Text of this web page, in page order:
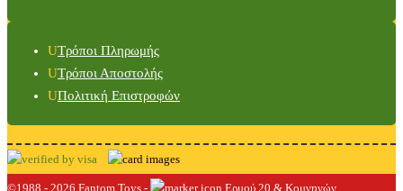
Τρόποι Πληρωμής
Τρόποι Αποστολής
Πολιτική Επιστροφών
©1988 - 2026 Fantom Toys - Ερμού 20 & Κομνηνών,